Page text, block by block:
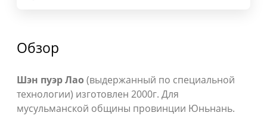
Обзор
Шэн пуэр Лао (выдержанный по специальной
технологии) изготовлен 2000г. Для
мусульманской общины провинции Юньнань.